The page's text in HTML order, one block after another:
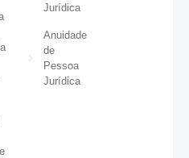
Jurídica
Anuidade
de
Pessoa
Jurídica